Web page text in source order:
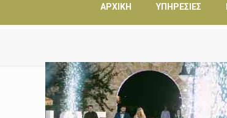
ΑΡΧΙΚΉ ΥΠΗΡΕΣΊΕΣ